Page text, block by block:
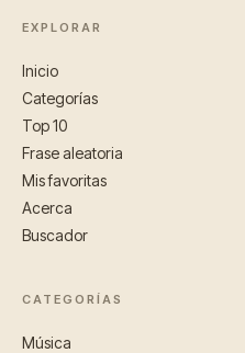
EXPLORAR
Inicio
Categorías
Top 10
Frase aleatoria
Mis favoritas
Acerca
Buscador
CATEGORÍAS
Música